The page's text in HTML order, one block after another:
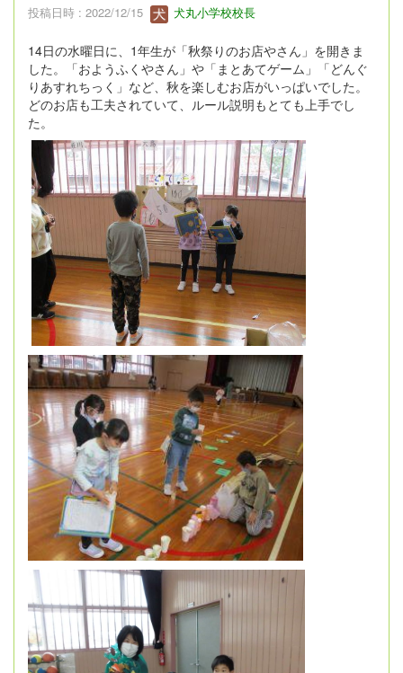
投稿日時 : 2022/12/15 犬丸小学校校長
14日の水曜日に、1年生が「秋祭りのお店やさん」を開きま
した。「おようふくやさん」や「まとあてゲーム」「どんぐ
りあすれちっく」など、秋を楽しむお店がいっぱいでした。
どのお店も工夫されていて、ルール説明もとても上手でし
た。